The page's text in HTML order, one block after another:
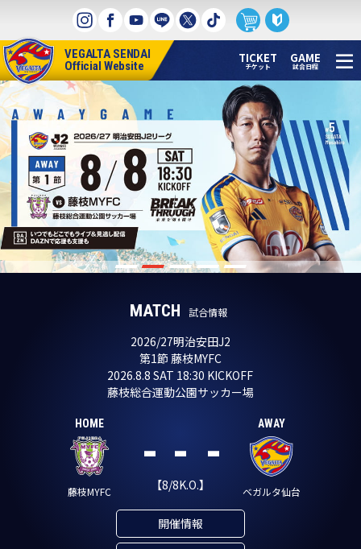
へ
ス
キ
ッ
プ
VEGALTA SENDAI
Official Website
TICKET
チケット
GAME
試合日程
MATCH 試合情報
2026/27明治安田J2
第1節 藤枝MYFC
2026.8.8 SAT 18:30 KICKOFF
藤枝総合運動公園サッカー場
HOME
藤枝MYFC
- - -
【8/8K.O.】
AWAY
ベガルタ仙台
開催情報